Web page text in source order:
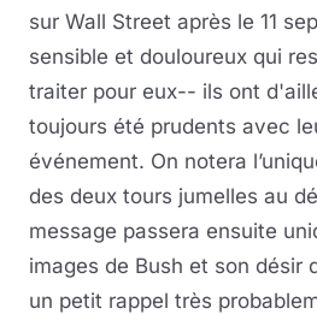
sur Wall Street après le 11
sensible et douloureux qui
traiter pour eux-- ils ont
toujours été prudents avec
événement. On notera
des deux tours jumelles au
message passera ensuite
images de Bush et son désir
un petit rappel très